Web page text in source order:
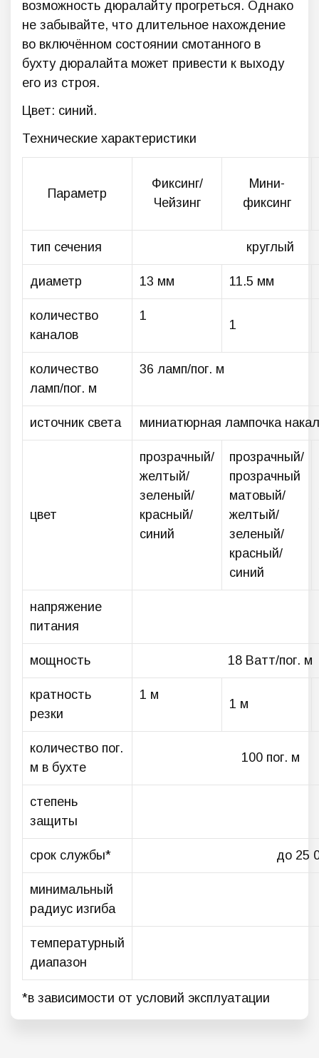
возможность дюралайту прогреться. Однако
не забывайте, что длительное нахождение
во включённом состоянии смотанного в
бухту дюралайта может привести к выходу
его из строя.
Цвет: синий.
Технические характеристики
Параметр
Фиксинг/
Чейзинг
Мини-
фиксинг
тип сечения круглый
диаметр 13 мм 11.5 мм
количество
каналов
1
1
количество
ламп/пог. м
36 ламп/пог. м
источник света миниатюрная лампочка
цвет
прозрачный/
желтый/
зеленый/
красный/
синий
прозрачный/
прозрачный
матовый/
желтый/
зеленый/
красный/
синий
напряжение
питания
мощность 18 Ватт/пог. м
кратность
резки
1 м
1 м
количество пог.
м в бухте
100 пог. м
степень
защиты
срок службы* до 25
минимальный
радиус изгиба
температурный
диапазон
*в зависимости от условий эксплуатации